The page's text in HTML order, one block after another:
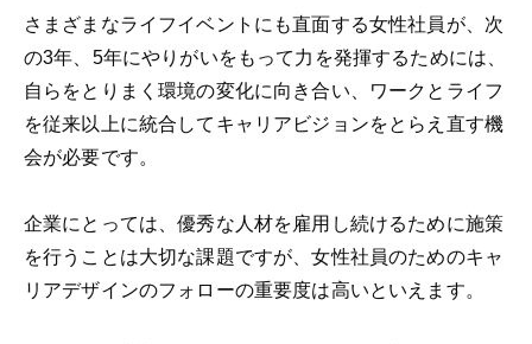
さまざまなライフイベントにも直面する女性社員が、次
の3年、5年にやりがいをもって力を発揮するためには、
自らをとりまく環境の変化に向き合い、ワークとライフ
を従来以上に統合してキャリアビジョンをとらえ直す機
会が必要です。
企業にとっては、優秀な人材を雇用し続けるために施策
を行うことは大切な課題ですが、女性社員のためのキャ
リアデザインのフォローの重要度は高いといえます。